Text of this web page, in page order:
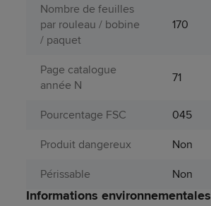
Nombre de feuilles
par rouleau / bobine
/ paquet
170
Page catalogue
année N
71
Pourcentage FSC
045
Produit dangereux
Non
Périssable
Non
Informations environnementales